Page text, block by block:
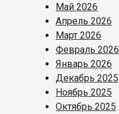
Май 2026
Апрель 2026
Март 2026
Февраль 2026
Январь 2026
Декабрь 2025
Ноябрь 2025
Октябрь 2025